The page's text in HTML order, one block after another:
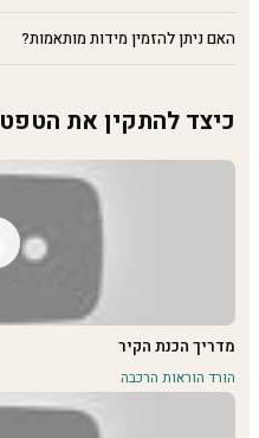
האם ניתן להזמין מידות מותאמות?
כיצד להתקין את הטפט
מדריך הכנת הקיר
הורד הוראות הרכבה